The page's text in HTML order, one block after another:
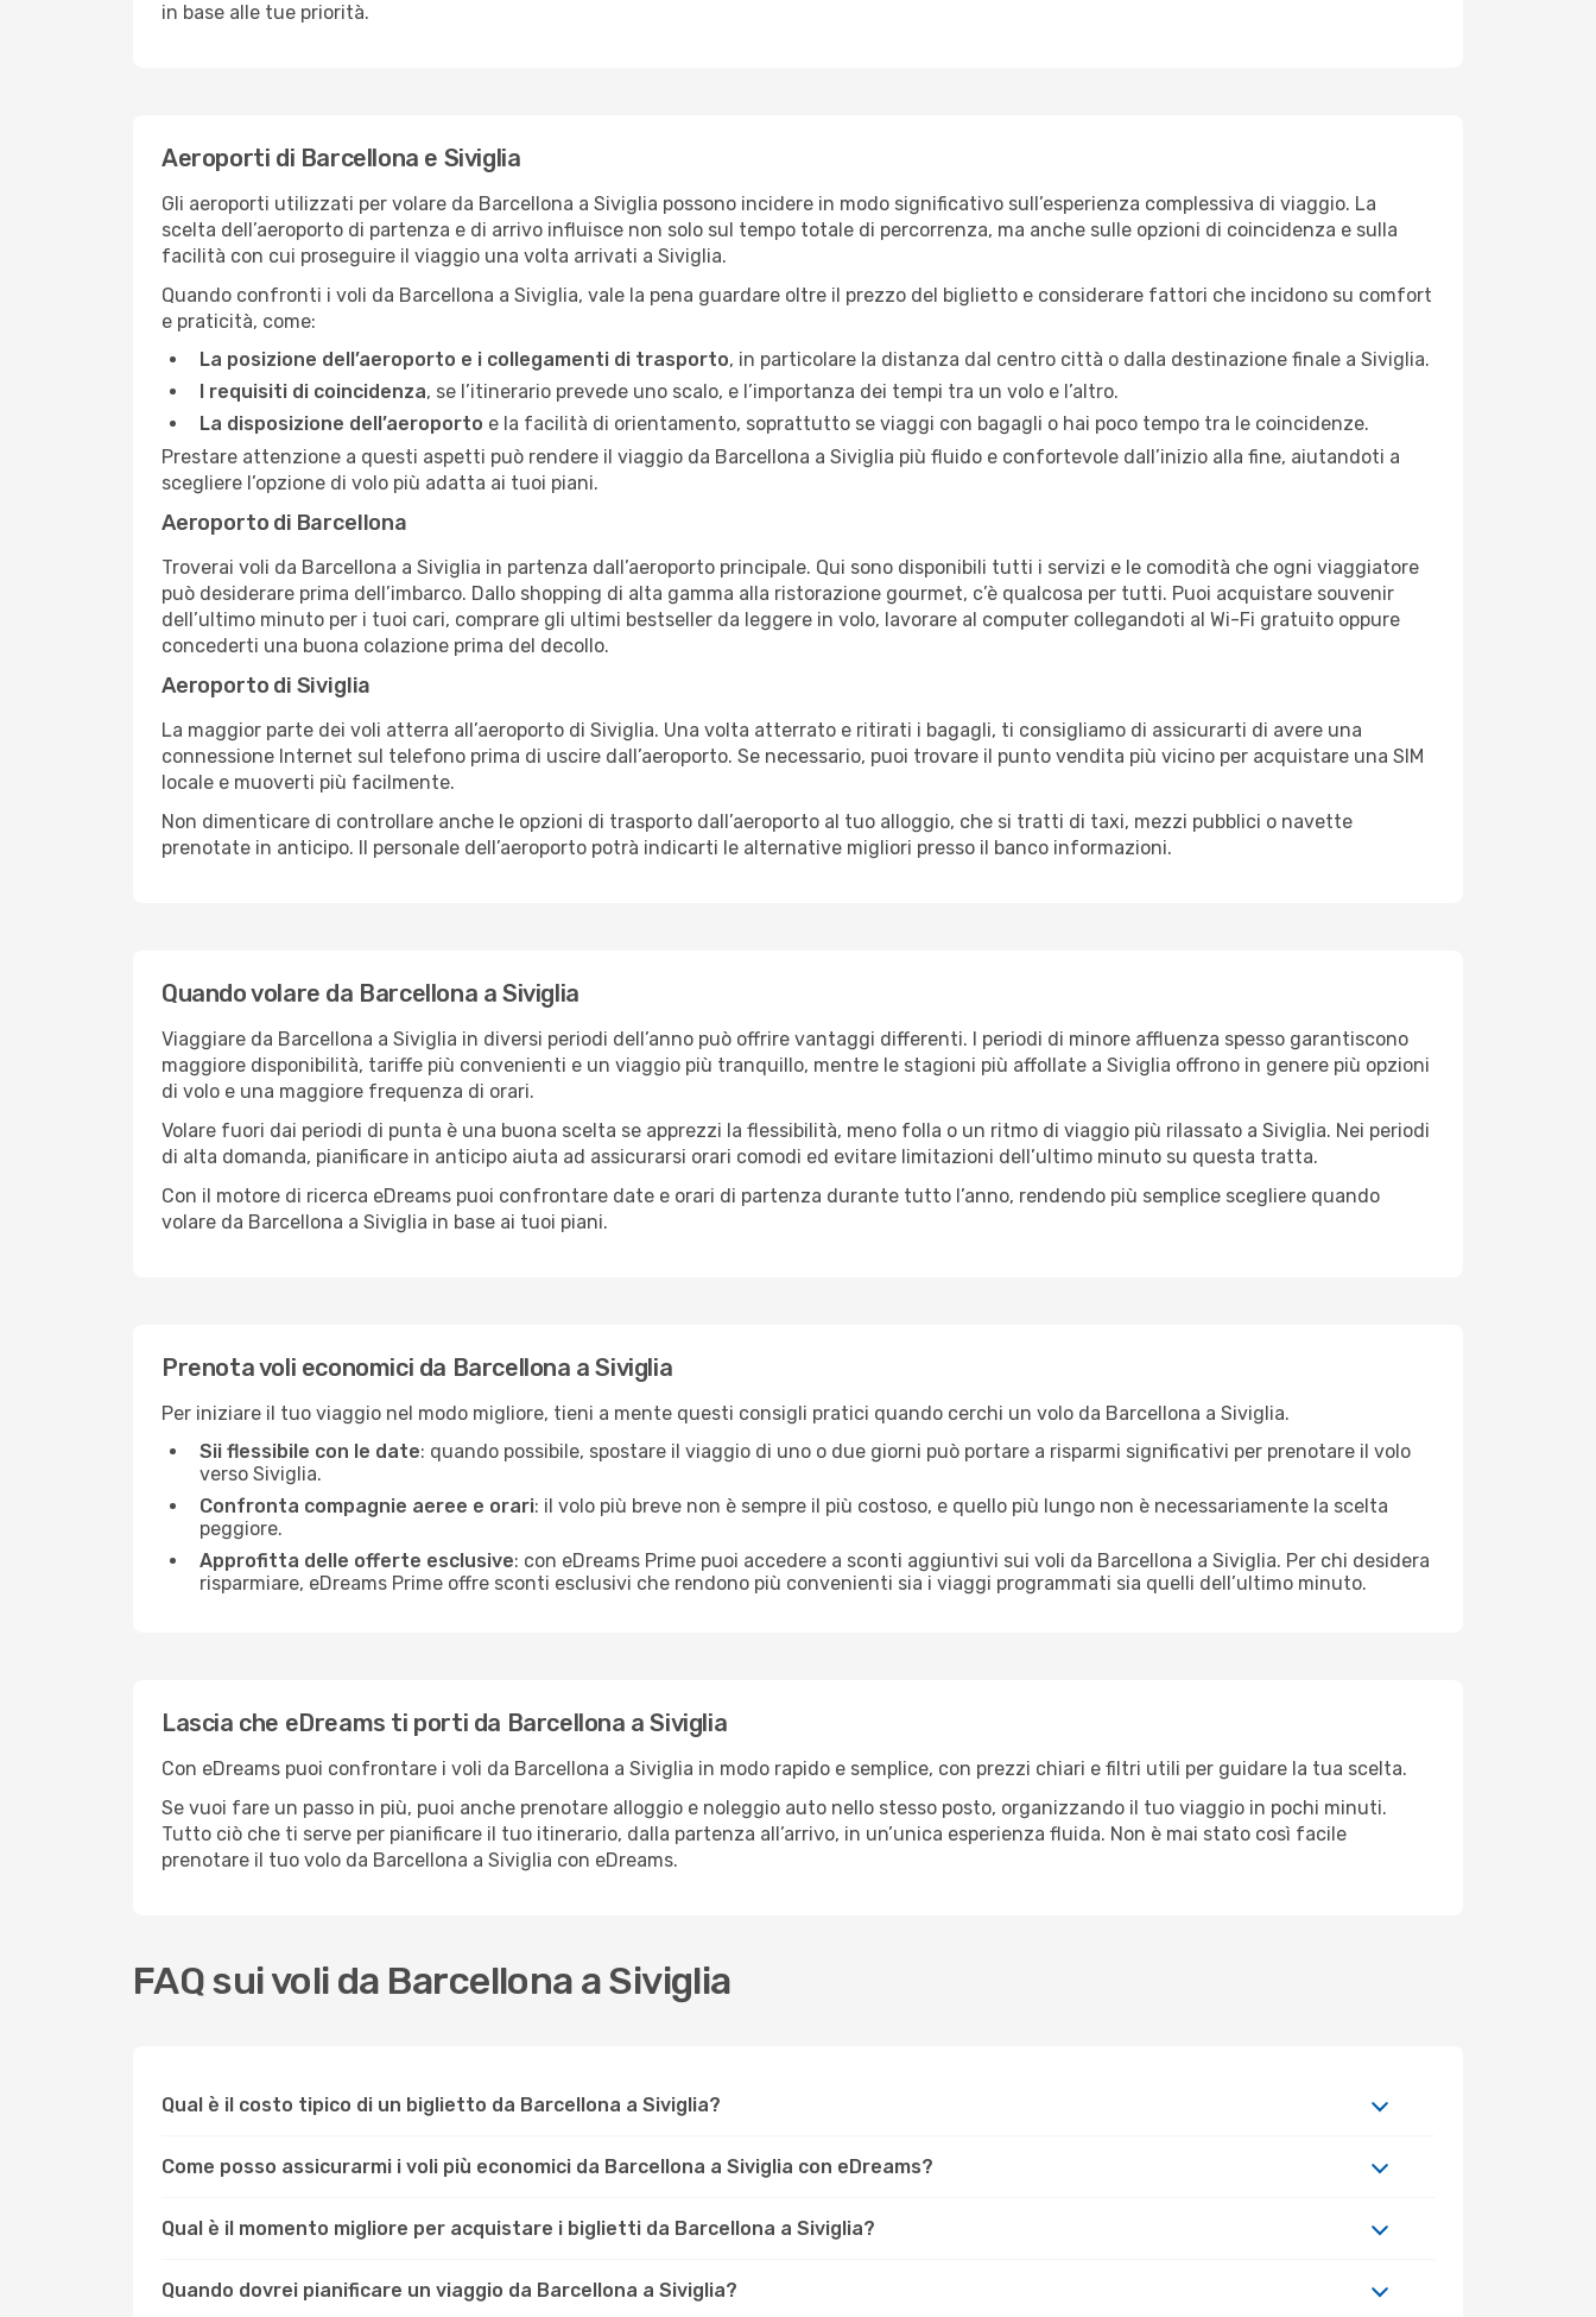
in base alle tue priorità.
Aeroporti di Barcellona e Siviglia
Gli aeroporti utilizzati per volare da Barcellona a Siviglia possono incidere in modo significativo sull’esperienza complessiva di viaggio. La
scelta dell’aeroporto di partenza e di arrivo influisce non solo sul tempo totale di percorrenza, ma anche sulle opzioni di coincidenza e sulla
facilità con cui proseguire il viaggio una volta arrivati a Siviglia.
Quando confronti i voli da Barcellona a Siviglia, vale la pena guardare oltre il prezzo del biglietto e considerare fattori che incidono su comfort
e praticità, come:
La posizione dell’aeroporto e i collegamenti di trasporto, in particolare la distanza dal centro città o dalla destinazione finale a Siviglia.
I requisiti di coincidenza, se l’itinerario prevede uno scalo, e l’importanza dei tempi tra un volo e l’altro.
La disposizione dell’aeroporto e la facilità di orientamento, soprattutto se viaggi con bagagli o hai poco tempo tra le coincidenze.
Prestare attenzione a questi aspetti può rendere il viaggio da Barcellona a Siviglia più fluido e confortevole dall’inizio alla fine, aiutandoti a
scegliere l’opzione di volo più adatta ai tuoi piani.
Aeroporto di Barcellona
Troverai voli da Barcellona a Siviglia in partenza dall’aeroporto principale. Qui sono disponibili tutti i servizi e le comodità che ogni viaggiatore
può desiderare prima dell’imbarco. Dallo shopping di alta gamma alla ristorazione gourmet, c’è qualcosa per tutti. Puoi acquistare souvenir
dell’ultimo minuto per i tuoi cari, comprare gli ultimi bestseller da leggere in volo, lavorare al computer collegandoti al Wi-Fi gratuito oppure
concederti una buona colazione prima del decollo.
Aeroporto di Siviglia
La maggior parte dei voli atterra all’aeroporto di Siviglia. Una volta atterrato e ritirati i bagagli, ti consigliamo di assicurarti di avere una
connessione Internet sul telefono prima di uscire dall’aeroporto. Se necessario, puoi trovare il punto vendita più vicino per acquistare una SIM
locale e muoverti più facilmente.
Non dimenticare di controllare anche le opzioni di trasporto dall’aeroporto al tuo alloggio, che si tratti di taxi, mezzi pubblici o navette
prenotate in anticipo. Il personale dell’aeroporto potrà indicarti le alternative migliori presso il banco informazioni.
Quando volare da Barcellona a Siviglia
Viaggiare da Barcellona a Siviglia in diversi periodi dell’anno può offrire vantaggi differenti. I periodi di minore affluenza spesso garantiscono
maggiore disponibilità, tariffe più convenienti e un viaggio più tranquillo, mentre le stagioni più affollate a Siviglia offrono in genere più opzioni
di volo e una maggiore frequenza di orari.
Volare fuori dai periodi di punta è una buona scelta se apprezzi la flessibilità, meno folla o un ritmo di viaggio più rilassato a Siviglia. Nei periodi
di alta domanda, pianificare in anticipo aiuta ad assicurarsi orari comodi ed evitare limitazioni dell’ultimo minuto su questa tratta.
Con il motore di ricerca eDreams puoi confrontare date e orari di partenza durante tutto l’anno, rendendo più semplice scegliere quando
volare da Barcellona a Siviglia in base ai tuoi piani.
Prenota voli economici da Barcellona a Siviglia
Per iniziare il tuo viaggio nel modo migliore, tieni a mente questi consigli pratici quando cerchi un volo da Barcellona a Siviglia.
Sii flessibile con le date: quando possibile, spostare il viaggio di uno o due giorni può portare a risparmi significativi per prenotare il volo
verso Siviglia.
Confronta compagnie aeree e orari: il volo più breve non è sempre il più costoso, e quello più lungo non è necessariamente la scelta
peggiore.
Approfitta delle offerte esclusive: con eDreams Prime puoi accedere a sconti aggiuntivi sui voli da Barcellona a Siviglia. Per chi desidera
risparmiare, eDreams Prime offre sconti esclusivi che rendono più convenienti sia i viaggi programmati sia quelli dell’ultimo minuto.
Lascia che eDreams ti porti da Barcellona a Siviglia
Con eDreams puoi confrontare i voli da Barcellona a Siviglia in modo rapido e semplice, con prezzi chiari e filtri utili per guidare la tua scelta.
Se vuoi fare un passo in più, puoi anche prenotare alloggio e noleggio auto nello stesso posto, organizzando il tuo viaggio in pochi minuti.
Tutto ciò che ti serve per pianificare il tuo itinerario, dalla partenza all’arrivo, in un’unica esperienza fluida. Non è mai stato così facile
prenotare il tuo volo da Barcellona a Siviglia con eDreams.
FAQ sui voli da Barcellona a Siviglia
Qual è il costo tipico di un biglietto da Barcellona a Siviglia?
Come posso assicurarmi i voli più economici da Barcellona a Siviglia con eDreams?
Qual è il momento migliore per acquistare i biglietti da Barcellona a Siviglia?
Quando dovrei pianificare un viaggio da Barcellona a Siviglia?